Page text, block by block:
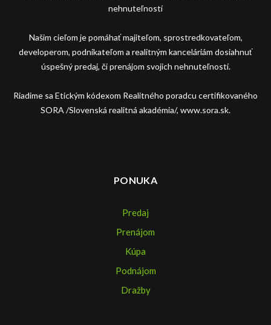
nehnuteľností
Našim cieľom je pomáhať majiteľom, sprostredkovateľom,
developerom, podnikateľom a realitným kanceláriám dosiahnuť
úspešný predaj, či prenájom svojich nehnuteľností.
Riadime sa Etickým kódexom Realitného poradcu certifikovaného
SORA /Slovenská realitná akadémia/, www.sora.sk.
PONUKA
Predaj
Prenájom
Kúpa
Podnájom
Dražby